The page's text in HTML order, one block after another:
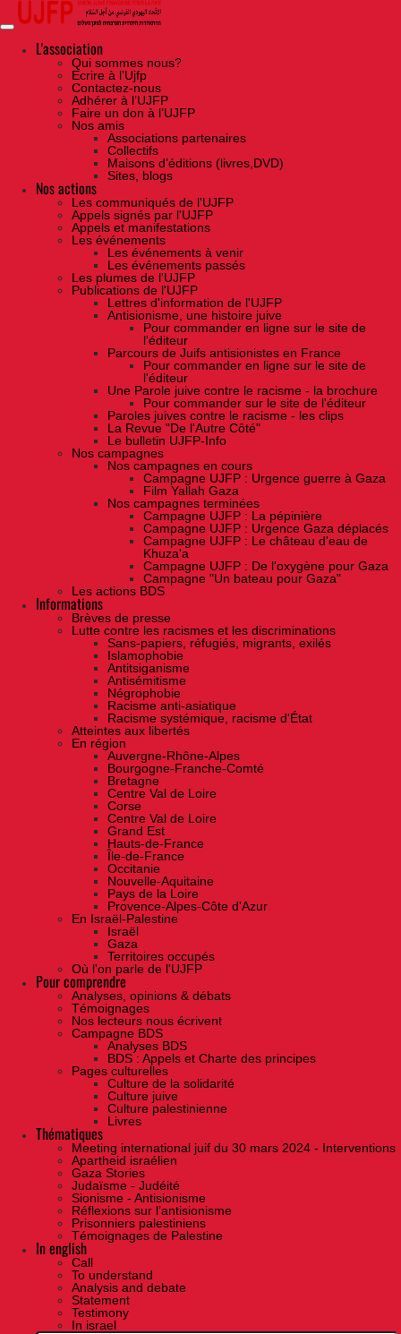
Skip
the
contentL'association
Qui sommes nous?
Ecrire à l’Ujfp
Contactez-nous
Adhérer à l’UJFP
Faire un don à l’UJFP
Nos amis
Associations partenaires
Collectifs
Maisons d’éditions (livres,DVD)
Sites, blogs
Nos actions
Les communiqués de l'UJFP
Appels signés par l'UJFP
Appels et manifestations
Les événements
Les événements à venir
Les événements passés
Les plumes de l'UJFP
Publications de l'UJFP
Lettres d'information de l'UJFP
Antisionisme, une histoire juive
Pour commander en ligne sur le site de
l'éditeur
Parcours de Juifs antisionistes en France
Pour commander en ligne sur le site de
l'éditeur
Une Parole juive contre le racisme - la brochure
Pour commander sur le site de l'éditeur
Paroles juives contre le racisme - les clips
La Revue "De l'Autre Côté"
Le bulletin UJFP-Info
Nos campagnes
Nos campagnes en cours
Campagne UJFP : Urgence guerre à Gaza
Film Yallah Gaza
Nos campagnes terminées
Campagne UJFP : La pépinière
Campagne UJFP : Urgence Gaza déplacés
Campagne UJFP : Le château d'eau de
Khuza'a
Campagne UJFP : De l'oxygène pour Gaza
Campagne "Un bateau pour Gaza"
Les actions BDS
Informations
Brèves de presse
Lutte contre les racismes et les discriminations
Sans-papiers, réfugiés, migrants, exilés
Islamophobie
Antitsiganisme
Antisémitisme
Négrophobie
Racisme anti-asiatique
Racisme systémique, racisme d'État
Atteintes aux libertés
En région
Auvergne-Rhône-Alpes
Bourgogne-Franche-Comté
Bretagne
Centre Val de Loire
Corse
Centre Val de Loire
Grand Est
Hauts-de-France
Île-de-France
Occitanie
Nouvelle-Aquitaine
Pays de la Loire
Provence-Alpes-Côte d'Azur
En Israël-Palestine
Israël
Gaza
Territoires occupés
Où l'on parle de l'UJFP
Pour comprendre
Analyses, opinions & débats
Témoignages
Nos lecteurs nous écrivent
Campagne BDS
Analyses BDS
BDS : Appels et Charte des principes
Pages culturelles
Culture de la solidarité
Culture juive
Culture palestinienne
Livres
Thématiques
Meeting international juif du 30 mars 2024 - Interventions
Apartheid israélien
Gaza Stories
Judaïsme - Judéité
Sionisme - Antisionisme
Réflexions sur l’antisionisme
Prisonniers palestiniens
Témoignages de Palestine
In english
Call
To understand
Analysis and debate
Statement
Testimony
In israel